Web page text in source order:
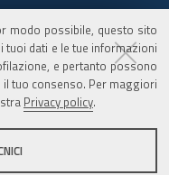
modo possibile, questo sito
tuoi dati e le tue informazioni
e pertanto possono
tuo consenso. Per maggiori
Privacy policy.